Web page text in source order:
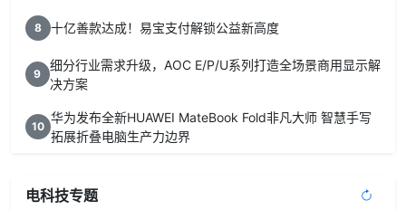
8 十亿善款达成！易宝支付解锁公益新高度
9
细分行业需求升级，AOC E/P/U系列打造全场景商用显示解
决方案
10
华为发布全新HUAWEI MateBook Fold非凡大师 智慧手写
拓展折叠电脑生产力边界
电科技专题